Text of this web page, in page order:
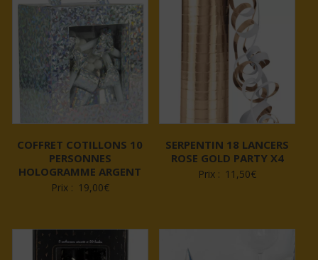
COFFRET COTILLONS 10
PERSONNES
HOLOGRAMME ARGENT
Prix : 19,00€
SERPENTIN 18 LANCERS
ROSE GOLD PARTY X4
Prix : 11,50€